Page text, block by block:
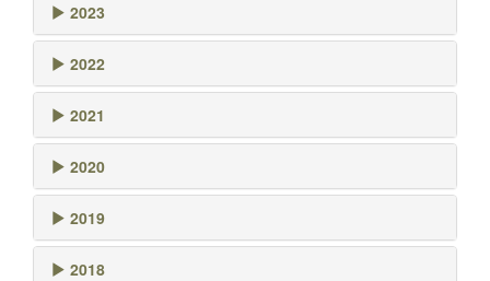
2023
2022
2021
2020
2019
2018